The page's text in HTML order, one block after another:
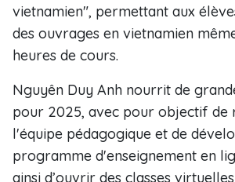
vietnamien", permettant aux
des ouvrages en vietnamien
heures de cours.
Nguyên Duy Anh nourrit de
pour 2025, avec pour objectif de
l'équipe pédagogique et de
programme d'enseignement en
ainsi d’ouvrir des classes